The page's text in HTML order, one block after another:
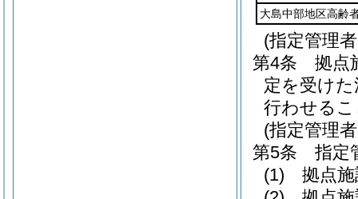
大島中部地区高齢
(指定管理
第4条
拠点
定を受け
行わせる
(指定管理
第5条
指定
(1)
拠点